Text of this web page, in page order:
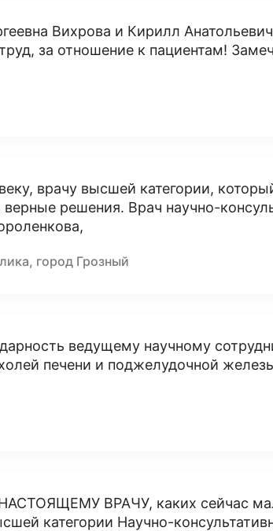
Вихрова и Кирилл
за отношение к пациентам!
врачу высшей категории,
решения. Врач научно-
город Грозный
ведущему научному
печени и поджелудочной
НАСТОЯЩЕМУ ВРАЧУ, каких сейчас
категории Научно-